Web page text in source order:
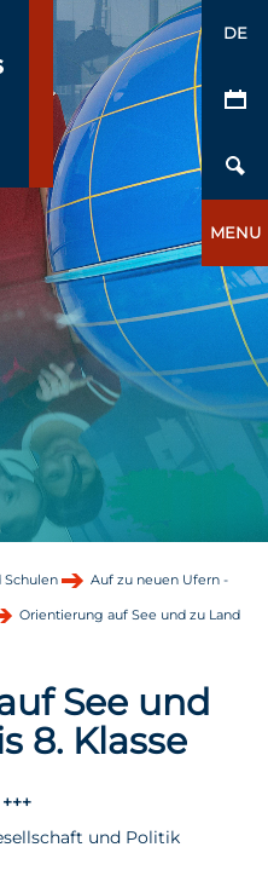
DE
MENU
Schulen Auf zu neuen Ufern -
Orientierung auf See und zu Land
See und
8. Klasse
und Politik